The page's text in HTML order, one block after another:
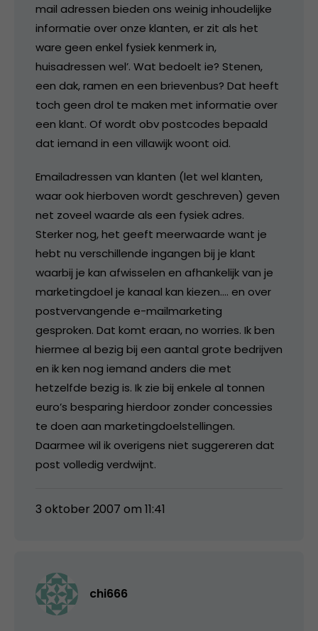
mail adressen bieden ons weinig inhoudelijke
informatie over onze klanten, er zit als het
ware geen enkel fysiek kenmerk in,
huisadressen wel’. Wat bedoelt ie? Stenen,
een dak, ramen en een brievenbus? Dat heeft
toch geen drol te maken met informatie over
een klant. Of wordt obv postcodes bepaald
dat iemand in een villawijk woont oid.
Emailadressen van klanten (let wel klanten,
waar ook hierboven wordt geschreven) geven
net zoveel waarde als een fysiek adres.
Sterker nog, het geeft meerwaarde want je
hebt nu verschillende ingangen bij je klant
waarbij je kan afwisselen en afhankelijk van je
marketingdoel je kanaal kan kiezen…. en over
postvervangende e-mailmarketing
gesproken. Dat komt eraan, no worries. Ik ben
hiermee al bezig bij een aantal grote bedrijven
en ik ken nog iemand anders die met
hetzelfde bezig is. Ik zie bij enkele al tonnen
euro’s besparing hierdoor zonder concessies
te doen aan marketingdoelstellingen.
Daarmee wil ik overigens niet suggereren dat
post volledig verdwijnt.
3 oktober 2007 om 11:41
chi666